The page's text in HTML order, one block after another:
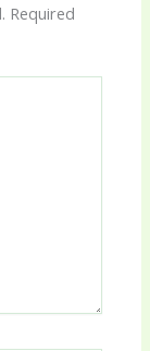
Required